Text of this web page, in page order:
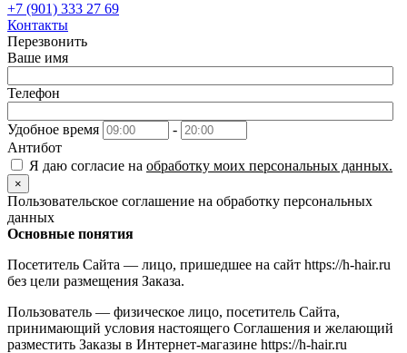
+7 (901) 333 27 69
Контакты
Перезвонить
Ваше имя
Телефон
Удобное время
-
Антибот
Я даю согласие на обработку моих персональных данных.
×
Пользовательское соглашение на обработку персональных
данных
Основные понятия
Посетитель Сайта — лицо, пришедшее на сайт https://h-hair.ru
без цели размещения Заказа.
Пользователь — физическое лицо, посетитель Сайта,
принимающий условия настоящего Соглашения и желающий
разместить Заказы в Интернет-магазине https://h-hair.ru